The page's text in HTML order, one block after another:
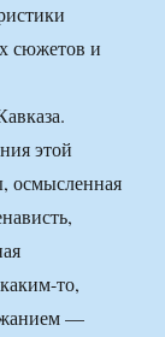
сюжетов и
этой
осмысленная
то,
—